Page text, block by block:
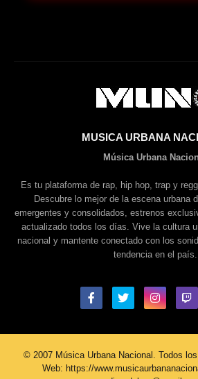
MUSICA URBANA
Música Urbana
Es tu plataforma de rap, hip hop, trap y
Descubre lo mejor de la escena urbana
emergentes y consolidados, estrenos
actualizado todos los días. Vive la cultura
nacional y mantente conectado con los
tendencia en el país.
© 2007 Música Urbana Nacional. Todos
Web: https://